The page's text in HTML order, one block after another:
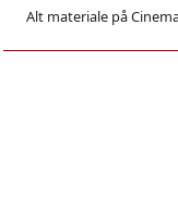
Alt materiale på